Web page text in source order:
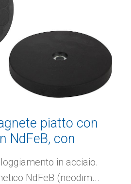
piatto con
NdFeB, con
protettivo di
gomma
in acciaio.
NdFeB (neodim...